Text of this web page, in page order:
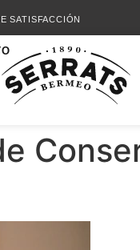
SATISFACCIÓN